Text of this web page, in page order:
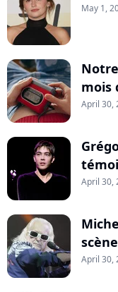
May 1,
mois
April 30,
April 30,
scène
April 30,